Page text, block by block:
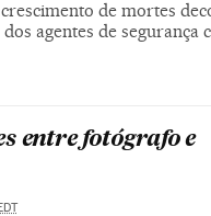
de mortes
agentes de segurança
entre fotógrafo e